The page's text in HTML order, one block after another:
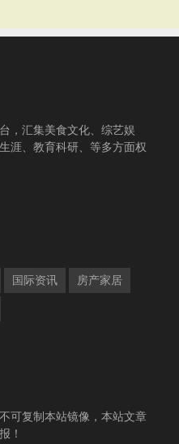
，汇集美食文化、综艺娱
涯、教育科研、等多方面权
国际资讯 房产家居
可复制本站镜像，本站文章
！